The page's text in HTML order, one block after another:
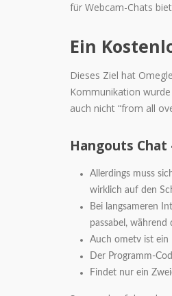
für Webcam-Chats
Ein
Dieses Ziel hat
Kommunikation
auch nicht “from all
Hangouts
Allerdings muss
wirklich auf den
Bei lang­sameren
passabel, während
Auch ometv ist ein
Der Programm-
Findet nur ein